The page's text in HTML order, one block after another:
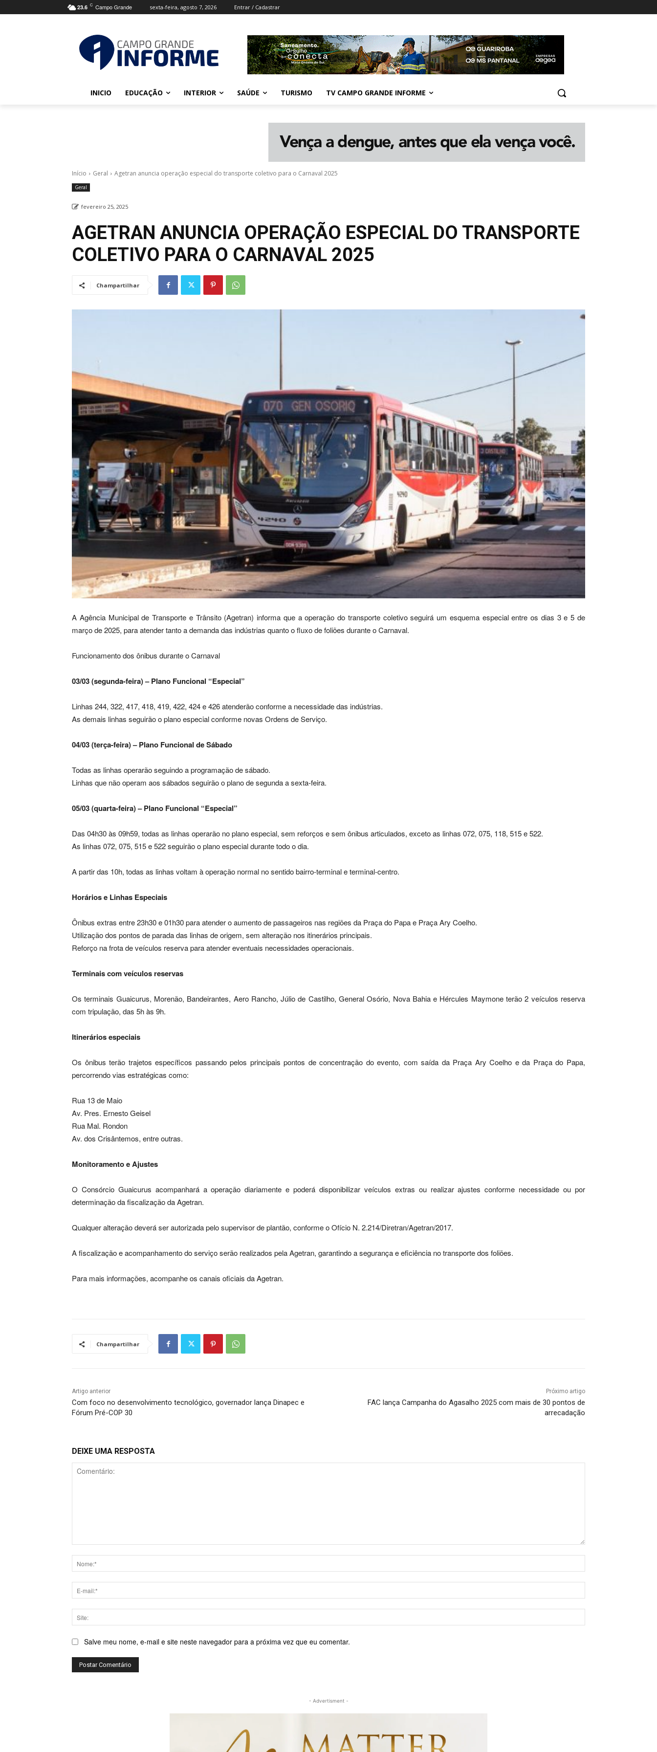
23.6 C Campo Grande sexta-feira, agosto 7, 2026 Entrar / Cadastrar
INICIO EDUCAÇÃO INTERIOR SAÚDE TURISMO TV CAMPO GRANDE INFORME
Início Geral Agetran anuncia operação especial do transporte coletivo para o Carnaval 2025
Geral
fevereiro 25, 2025
AGETRAN ANUNCIA OPERAÇÃO ESPECIAL DO TRANSPORTE
COLETIVO PARA O CARNAVAL 2025
Champartilhar
A Agência Municipal de Transporte e Trânsito (Agetran) informa que a operação do transporte coletivo seguirá um esquema especial entre os dias 3 e 5 de
março de 2025, para atender tanto a demanda das indústrias quanto o fluxo de foliões durante o Carnaval.
Funcionamento dos ônibus durante o Carnaval
03/03 (segunda-feira) – Plano Funcional “Especial”
Linhas 244, 322, 417, 418, 419, 422, 424 e 426 atenderão conforme a necessidade das indústrias.
As demais linhas seguirão o plano especial conforme novas Ordens de Serviço.
04/03 (terça-feira) – Plano Funcional de Sábado
Todas as linhas operarão seguindo a programação de sábado.
Linhas que não operam aos sábados seguirão o plano de segunda a sexta-feira.
05/03 (quarta-feira) – Plano Funcional “Especial”
Das 04h30 às 09h59, todas as linhas operarão no plano especial, sem reforços e sem ônibus articulados, exceto as linhas 072, 075, 118, 515 e 522.
As linhas 072, 075, 515 e 522 seguirão o plano especial durante todo o dia.
A partir das 10h, todas as linhas voltam à operação normal no sentido bairro-terminal e terminal-centro.
Horários e Linhas Especiais
Ônibus extras entre 23h30 e 01h30 para atender o aumento de passageiros nas regiões da Praça do Papa e Praça Ary Coelho.
Utilização dos pontos de parada das linhas de origem, sem alteração nos itinerários principais.
Reforço na frota de veículos reserva para atender eventuais necessidades operacionais.
Terminais com veículos reservas
Os terminais Guaicurus, Morenão, Bandeirantes, Aero Rancho, Júlio de Castilho, General Osório, Nova Bahia e Hércules Maymone terão 2 veículos reserva
com tripulação, das 5h às 9h.
Itinerários especiais
Os ônibus terão trajetos específicos passando pelos principais pontos de concentração do evento, com saída da Praça Ary Coelho e da Praça do Papa,
percorrendo vias estratégicas como:
Rua 13 de Maio
Av. Pres. Ernesto Geisel
Rua Mal. Rondon
Av. dos Crisântemos, entre outras.
Monitoramento e Ajustes
O Consórcio Guaicurus acompanhará a operação diariamente e poderá disponibilizar veículos extras ou realizar ajustes conforme necessidade ou por
determinação da fiscalização da Agetran.
Qualquer alteração deverá ser autorizada pelo supervisor de plantão, conforme o Ofício N. 2.214/Diretran/Agetran/2017.
A fiscalização e acompanhamento do serviço serão realizados pela Agetran, garantindo a segurança e eficiência no transporte dos foliões.
Para mais informações, acompanhe os canais oficiais da Agetran.
Champartilhar
Artigo anterior
Com foco no desenvolvimento tecnológico, governador lança Dinapec e
Fórum Pré-COP 30
Próximo artigo
FAC lança Campanha do Agasalho 2025 com mais de 30 pontos de
arrecadação
DEIXE UMA RESPOSTA
mail:*
Salve meu nome, e-mail e site neste navegador para a próxima vez que eu comentar.
- Advertisment -